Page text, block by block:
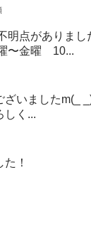
明点がありま
〜金曜 10...
ざいましたm(_
しく...
！